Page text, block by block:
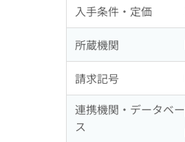
入手条件・定価
所蔵機関
請求記号
連携機関・データベー
ス